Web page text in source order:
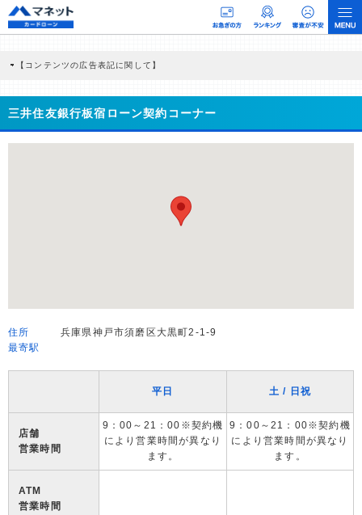
【コンテンツの広告表記に関して】
商品を根拠なくPRするものではなく、当編集部の調査／ユーザーへの口コミ収集な
どに基づき、公平性を担保した情報提供を行っています。
>提携企業一覧
三井住友銀行板宿ローン契約コーナー
住所
兵庫県神戸市須磨区大黒町2-1-9
最寄駅
平日 土 / 日祝
店舗
営業時間
9：00～21：00※契約機
により営業時間が異なり
ます。
9：00～21：00※契約機
により営業時間が異なり
ます。
ATM
営業時間